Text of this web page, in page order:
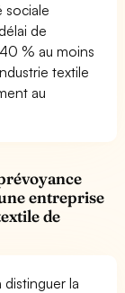
sociale
de
% au moins
textile
au
entreprise
de
la